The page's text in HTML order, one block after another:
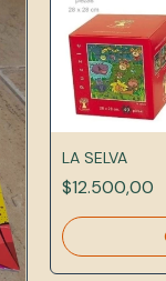
LA SELVA
$12.500,00